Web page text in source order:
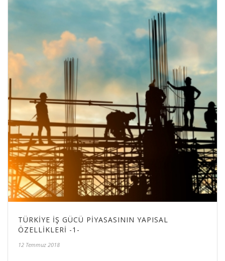
TÜRKIYE İŞ GÜCÜ PIYASASININ YAPISAL
ÖZELLIKLERI -1-
12 Temmuz 2018